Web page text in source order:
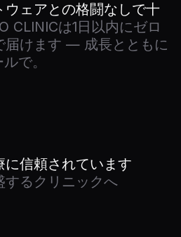
ェアとの格闘なしで十
CLINICは1日以内にゼロ
届けます — 成長とともに
で。
信頼されています
するクリニックへ